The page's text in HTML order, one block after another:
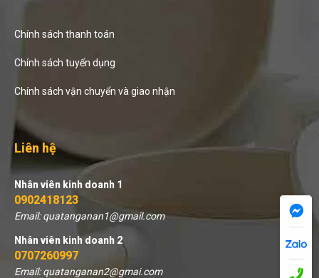
Chính sách thanh toán
Chính sách tuyển dụng
Chính sách vận chuyển và giao nhận
Liên hệ
Nhân viên kinh doanh 1
0902418123
Email: quatanganan1@gmail.com
Nhân viên kinh doanh 2
0707260997
Email: quatanganan2@gmai.com